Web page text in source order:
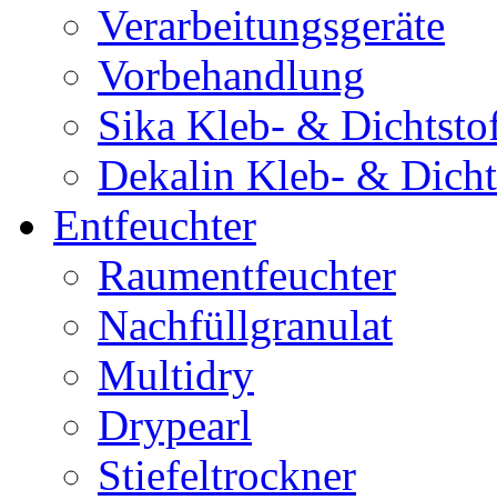
Verarbeitungsgeräte
Vorbehandlung
Sika Kleb- &
Dekalin Kleb- &
Entfeuchter
Raumentfeuchter
Nachfüllgranulat
Multidry
Drypearl
Stiefeltrockner